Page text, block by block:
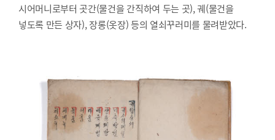
시어머니로부터 곳간(물건을 간직하여 두는 곳), 궤(물건을
넣도록 만든 상자), 장롱(옷장) 등의 열쇠꾸러미를 물려받았다.